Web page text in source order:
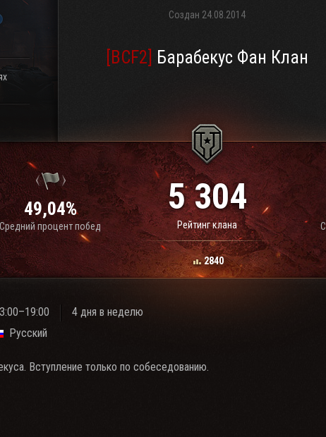
Создан 24.08.2014
[BCF2] Барабекус Фан Клан
49,04%
Средний процент побед
5 304
Рейтинг клана
2840
4 дня в неделю
Русский
Вступление только по собеседованию.